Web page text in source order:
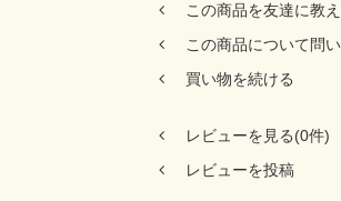
この商品を友達に教
この商品について問
買い物を続ける
レビューを見る(0件)
レビューを投稿